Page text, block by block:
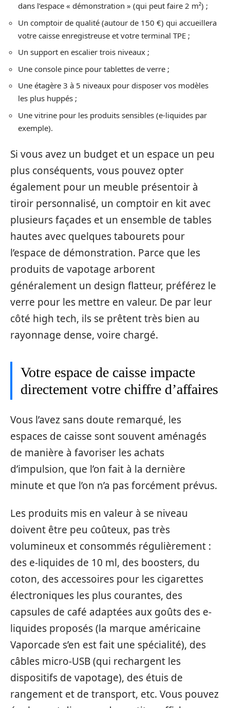
dans l’espace « démonstration » (qui peut faire 2 m²) ;
Un comptoir de qualité (autour de 150 €) qui accueillera
votre caisse enregistreuse et votre terminal TPE ;
Un support en escalier trois niveaux ;
Une console pince pour tablettes de verre ;
Une étagère 3 à 5 niveaux pour disposer vos modèles
les plus huppés ;
Une vitrine pour les produits sensibles (e-liquides par
exemple).
Si vous avez un budget et un espace un peu
plus conséquents, vous pouvez opter
également pour un meuble présentoir à
tiroir personnalisé, un comptoir en kit avec
plusieurs façades et un ensemble de tables
hautes avec quelques tabourets pour
l’espace de démonstration. Parce que les
produits de vapotage arborent
généralement un design flatteur, préférez le
verre pour les mettre en valeur. De par leur
côté high tech, ils se prêtent très bien au
rayonnage dense, voire chargé.
Votre espace de caisse impacte
directement votre chiffre d’affaires
Vous l’avez sans doute remarqué, les
espaces de caisse sont souvent aménagés
de manière à favoriser les achats
d’impulsion, que l’on fait à la dernière
minute et que l’on n’a pas forcément prévus.
Les produits mis en valeur à se niveau
doivent être peu coûteux, pas très
volumineux et consommés régulièrement :
des e-liquides de 10 ml, des boosters, du
coton, des accessoires pour les cigarettes
électroniques les plus courantes, des
capsules de café adaptées aux goûts des e-
liquides proposés (la marque américaine
Vaporcade s’en est fait une spécialité), des
câbles micro-USB (qui rechargent les
dispositifs de vapotage), des étuis de
rangement et de transport, etc. Vous pouvez